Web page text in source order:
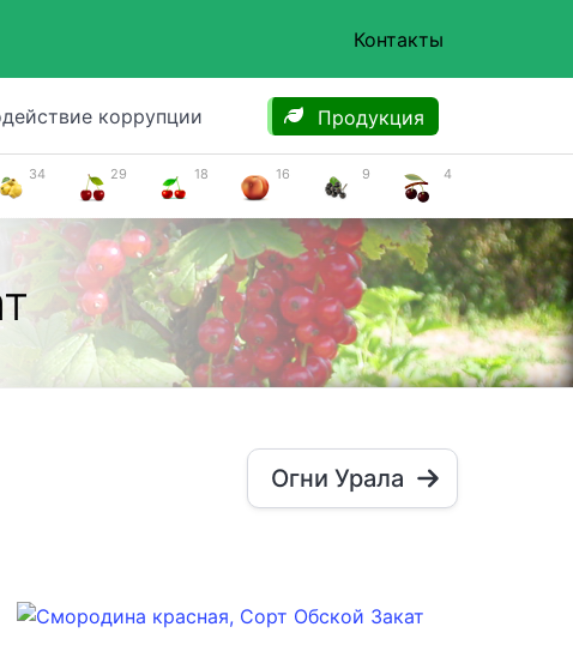
Контакты
коррупции Продукция
34 29 18 16 9 4
Огни Урала